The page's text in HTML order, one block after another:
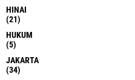
HINAI
(21)
HUKUM
(5)
JAKARTA
(34)